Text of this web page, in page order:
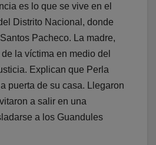
es lo que se vive en el
Distrito Nacional, donde
Pacheco. La madre,
la víctima en medio del
Explican que Perla
puerta de su casa. Llegaron
a salir en una
a los Guandules